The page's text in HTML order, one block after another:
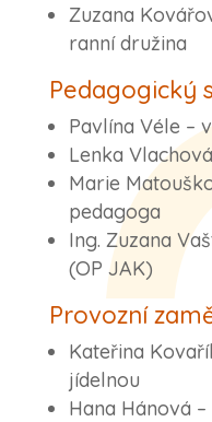
Zuzana
ranní družina
Pedagogický
Pavlína Véle –
Lenka
Marie
pedagoga
Ing. Zuzana
(OP JAK)
Provozní
Kateřina
jídelnou
Hana Hánová